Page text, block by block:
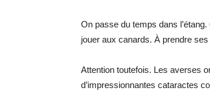
On passe du temps dans
jouer aux canards. À prendre
Attention toutefois. Les averses
d’impressionnantes cataractes